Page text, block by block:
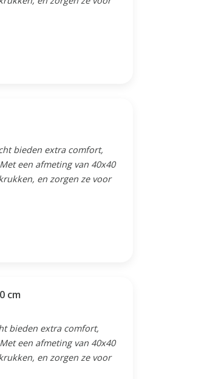
bieden extra comfort,
een afmeting van 40x40
en zorgen ze voor
cm
bieden extra comfort,
een afmeting van 40x40
en zorgen ze voor